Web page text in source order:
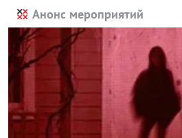
Анонс мероприятий